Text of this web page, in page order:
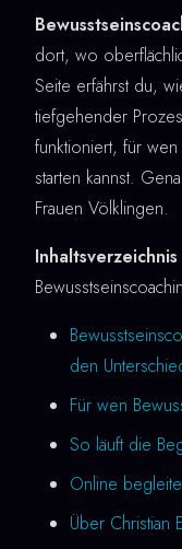
dort, wo
Seite erfährst du,
tiefgehender
funktioniert, für
starten kannst.
Frauen Völklingen.
Inhaltsverzeichnis
den
Für wen
So läuft die
Online
Über Christian